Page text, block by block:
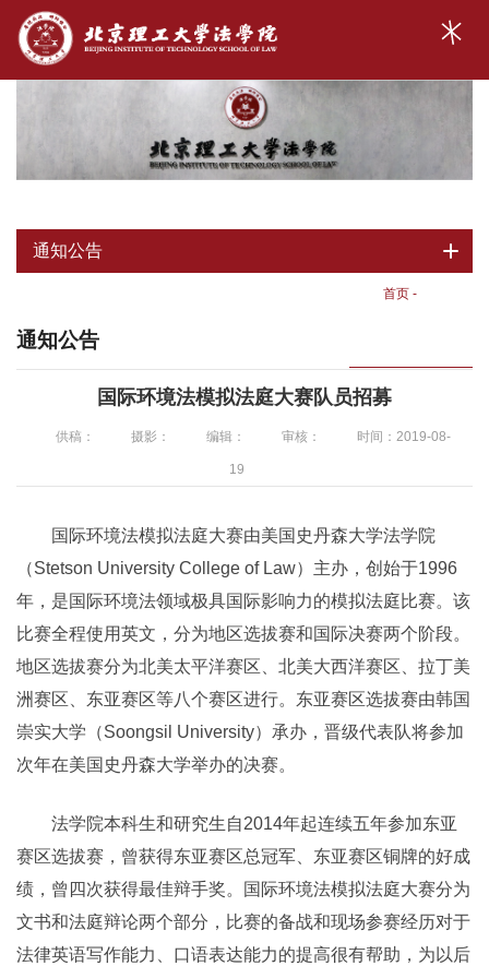
通知公告
首页 -
通知公告
国际环境法模拟法庭大赛队员招募
供稿： 摄影： 编辑： 审核： 时间：2019-08-
19
国际环境法模拟法庭大赛由美国史丹森大学法学院
（Stetson University College of Law）主办，创始于1996
年，是国际环境法领域极具国际影响力的模拟法庭比赛。该
比赛全程使用英文，分为地区选拔赛和国际决赛两个阶段。
地区选拔赛分为北美太平洋赛区、北美大西洋赛区、拉丁美
洲赛区、东亚赛区等八个赛区进行。东亚赛区选拔赛由韩国
崇实大学（Soongsil University）承办，晋级代表队将参加
次年在美国史丹森大学举办的决赛。
法学院本科生和研究生自2014年起连续五年参加东亚
赛区选拔赛，曾获得东亚赛区总冠军、东亚赛区铜牌的好成
绩，曾四次获得最佳辩手奖。国际环境法模拟法庭大赛分为
文书和法庭辩论两个部分，比赛的备战和现场参赛经历对于
法律英语写作能力、口语表达能力的提高很有帮助，为以后